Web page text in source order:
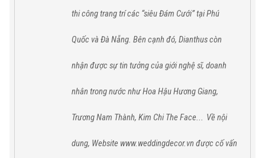
thi công trang trí các “siêu Đám Cưới” tạiPhú
Quốc và Đà Nẵng. Bên cạnh đó, Dianthuscòn
nhận được sự tin tưởng của giới nghệ sĩ, doanh
nhân trong nước như Hoa Hậu Hương Giang,
Trương Nam Thành, Kim Chi The Face... Về nội
dung, Website www.weddingdecor.vn được cố vấn